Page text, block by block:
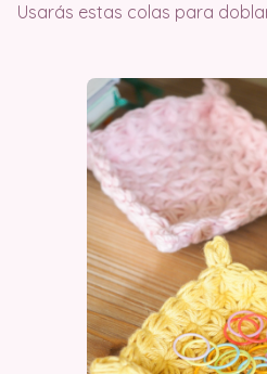
Usarás estas colas para